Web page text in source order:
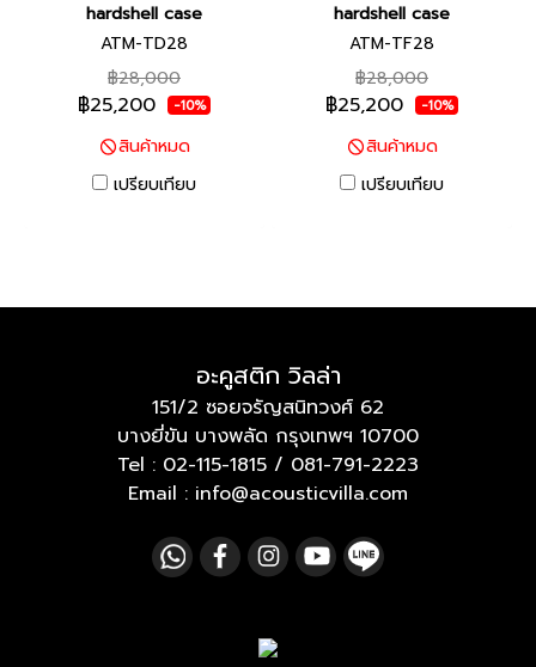
hardshell case
ATM-TD28
฿28,000
฿25,200 -10%
สินค้าหมด
เปรียบเทียบ
hardshell case
ATM-TF28
฿28,000
฿25,200 -10%
สินค้าหมด
เปรียบเทียบ
อะคูสติก วิลล่า
151/2 ซอยจรัญสนิทวงศ์ 62
บางยี่ขัน บางพลัด กรุงเทพฯ 10700
Tel : 02-115-1815 / 081-791-2223
Email : info@acousticvilla.com